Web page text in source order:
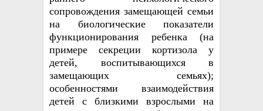
сопровождения замещающей семьи
на биологические показатели
функционирования ребенка (на
примере секреции кортизола у
детей, воспитывающихся в
замещающих семьях);
особенностями взаимодействия
детей с близкими взрослыми на